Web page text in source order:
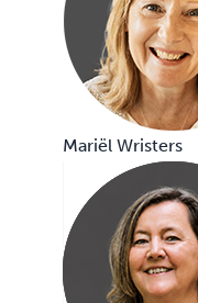
Mariël Wristers